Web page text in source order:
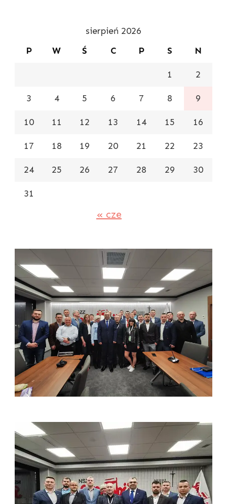
sierpień 2026
P
W Ś C P S N
1 2
3 4 5 6 7 8 9
10 11 12 13 14 15 16
17 18 19 20 21 22 23
24 25 26 27 28 29 30
31
« cze